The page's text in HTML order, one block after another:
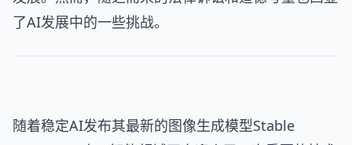
了AI发展中的一些挑战。
随着稳定AI发布其最新的图像生成模型Stable